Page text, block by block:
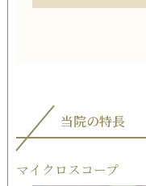
当院の特長
マイクロスコープ